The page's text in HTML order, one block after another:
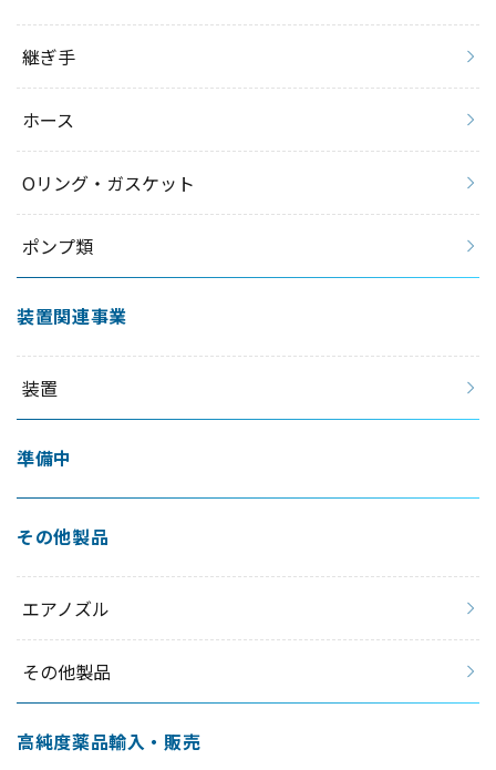
継ぎ手
ホース
Oリング・ガスケット
ポンプ類
装置関連事業
装置
準備中
その他製品
エアノズル
その他製品
高純度薬品輸入・販売